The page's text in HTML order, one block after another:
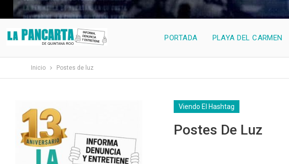
PORTADA PLAYA DEL CARMEN
Inicio Postes de luz
Viendo El Hashtag
Postes De Luz